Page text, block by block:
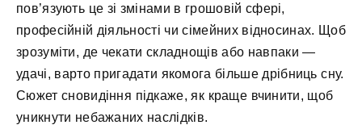
пов’язують це зі змінами в грошовій сфері,
професійній діяльності чи сімейних відносинах. Щоб
зрозуміти, де чекати складнощів або навпаки —
удачі, варто пригадати якомога більше дрібниць сну.
Сюжет сновидіння підкаже, як краще вчинити, щоб
уникнути небажаних наслідків.